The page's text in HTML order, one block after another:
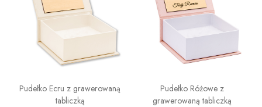
Pudełko Ecru z grawerowaną
tabliczką
Pudełko Różowe z
grawerowaną tabliczką